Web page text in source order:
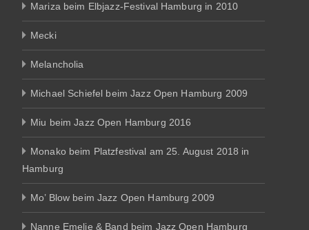
Mariza beim Elbjazz-Festival Hamburg in 2010
Mecki
Melancholia
Michael Schiefel beim Jazz Open Hamburg 2009
Miu beim Jazz Open Hamburg 2016
Monako beim Platzfestival am 25. August 2018 in
Hamburg
Mo’ Blow beim Jazz Open Hamburg 2009
Nanne Emelie & Band beim Jazz Open Hamburg